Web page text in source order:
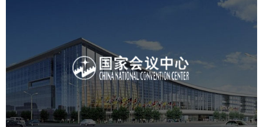
国家会议中心
专业服务 网站建设 网站设计